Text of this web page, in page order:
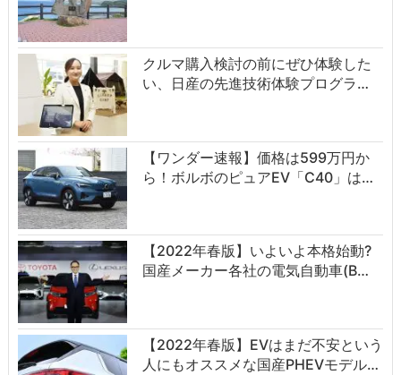
クルマ購入検討の前にぜひ体験した
い、日産の先進技術体験プログラ…
【ワンダー速報】価格は599万円か
ら！ボルボのピュアEV「C40」は…
【2022年春版】いよいよ本格始動?
国産メーカー各社の電気自動車(B…
【2022年春版】EVはまだ不安という
人にもオススメな国産PHEVモデル…